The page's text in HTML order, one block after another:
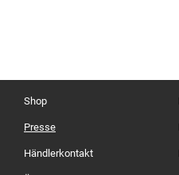
Shop
Presse
Händlerkontakt